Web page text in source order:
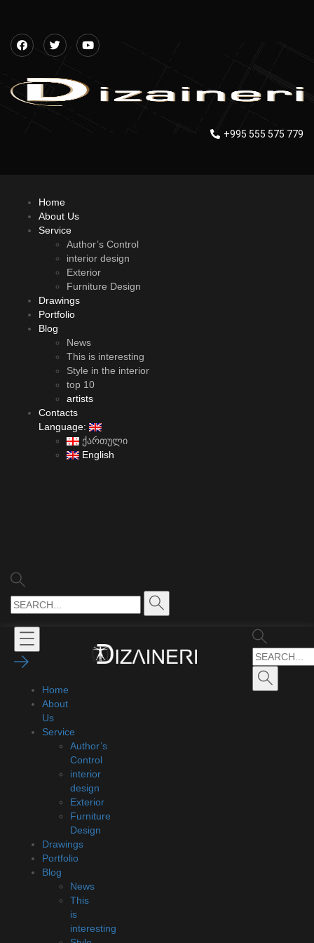
+995 555 575 779
Home
About Us
Service
Author’s Control
interior design
Exterior
Furniture Design
Drawings
Portfolio
Blog
News
This is interesting
Style in the interior
top 10
artists
Contacts
Language:
ქართული
English
Home
About
Us
Service
Author’s
Control
interior
design
Exterior
Furniture
Design
Drawings
Portfolio
Blog
News
This
is
interesting